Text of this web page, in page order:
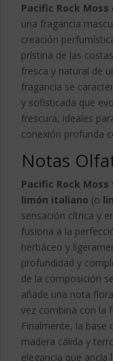
Pacific Rock Moss
una fragancia
creación
prístina de las
fresca y natural de
fragancia se
y sofisticada que
frescura, ideales
conexión profunda
Notas
Pacific Rock Moss
limón italiano (o
sensación cítrica y
fusiona a la
herbáceo y
profundidad y
de la composición
añade una nota
vez combina con la
Finalmente, la base
madera cálida y
elegancia que ancla